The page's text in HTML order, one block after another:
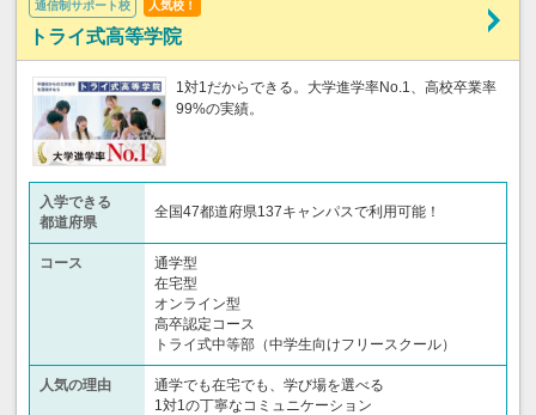
通信制サポート校 人気校！
トライ式高等学院
1対1だからできる。大学進学率No.1、高校卒業率
99%の実績。
入学できる
都道府県
全国47都道府県137キャンパスで利用可能！
コース
通学型
在宅型
オンライン型
高卒認定コース
トライ式中等部（中学生向けフリースクール）​
人気の理由
通学でも在宅でも、学び場を選べる
1対1の丁寧なコミュニケーション